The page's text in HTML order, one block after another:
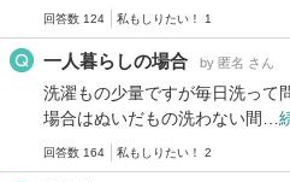
回答数 124 私もしりたい！ 1
一人暮らしの場合 by 匿名 さん
洗濯もの少量ですが毎日洗って
場合はぬいだもの洗わない間…
回答数 164 私もしりたい！ 2